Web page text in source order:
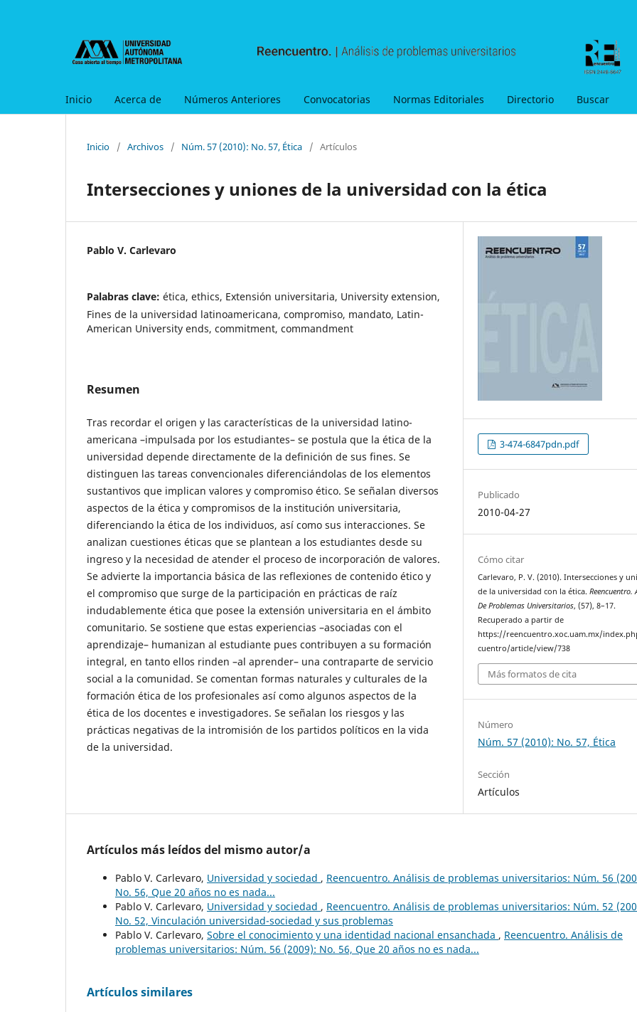
Inicio Acerca de Números Anteriores Convocatorias Normas Editoriales Directorio Buscar
Inicio / Archivos / Núm. 57 (2010): No. 57, Ética / Artículos
Intersecciones y uniones de la universidad con la ética
Pablo V. Carlevaro
Palabras clave: ética, ethics, Extensión universitaria, University extension,
Fines de la universidad latinoamericana, compromiso, mandato, Latin-
American University ends, commitment, commandment
Resumen
Tras recordar el origen y las características de la universidad latino-
americana –impulsada por los estudiantes– se postula que la ética de la
universidad depende directamente de la definición de sus fines. Se
distinguen las tareas convencionales diferenciándolas de los elementos
sustantivos que implican valores y compromiso ético. Se señalan diversos
aspectos de la ética y compromisos de la institución universitaria,
diferenciando la ética de los individuos, así como sus interacciones. Se
analizan cuestiones éticas que se plantean a los estudiantes desde su
ingreso y la necesidad de atender el proceso de incorporación de valores.
Se advierte la importancia básica de las reflexiones de contenido ético y
el compromiso que surge de la participación en prácticas de raíz
indudablemente ética que posee la extensión universitaria en el ámbito
comunitario. Se sostiene que estas experiencias –asociadas con el
aprendizaje– humanizan al estudiante pues contribuyen a su formación
integral, en tanto ellos rinden –al aprender– una contraparte de servicio
social a la comunidad. Se comentan formas naturales y culturales de la
formación ética de los profesionales así como algunos aspectos de la
ética de los docentes e investigadores. Se señalan los riesgos y las
prácticas negativas de la intromisión de los partidos políticos en la vida
de la universidad.
3-474-6847pdn.pdf
Publicado
2010-04-27
Cómo citar
Carlevaro, P. V. (2010). Intersecciones y
de la universidad con la ética.Reencuentro.
De Problemas Universitarios, (57), 8–17.
Recuperado a partir de
https://reencuentro.xoc.uam.mx/
cuentro/article/view/738
Más formatos de cita
Número
Núm. 57 (2010): No. 57, Ética
Sección
Artículos
Artículos más leídos del mismo autor/a
Pablo V. Carlevaro, Universidad y sociedad , Reencuentro. Análisis de problemas universitarios: Núm. 56
No. 56, Que 20 años no es nada...
Pablo V. Carlevaro, Universidad y sociedad , Reencuentro. Análisis de problemas universitarios: Núm. 52
No. 52, Vinculación universidad-sociedad y sus problemas
Pablo V. Carlevaro, Sobre el conocimiento y una identidad nacional ensanchada , Reencuentro. Análisis de
problemas universitarios: Núm. 56 (2009): No. 56, Que 20 años no es nada...
Artículos similares